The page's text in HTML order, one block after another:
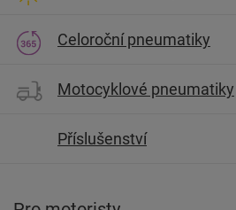
Celoroční pneumatiky
Motocyklové pneumatiky
Příslušenství